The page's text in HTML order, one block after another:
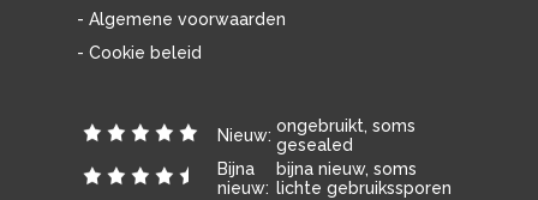
- Algemene voorwaarden
- Cookie beleid
Nieuw: ongebruikt, soms
gesealed
Bijna
nieuw:
bijna nieuw, soms
lichte gebruikssporen